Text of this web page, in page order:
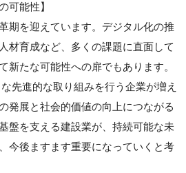
可能性】
期を迎えています。デジタル化の推
材育成など、多くの課題に直面して
新たな可能性への扉でもあります。
先進的な取り組みを行う企業が増え
発展と社会的価値の向上につながる
盤を支える建設業が、持続可能な未
今後ますます重要になっていくと考